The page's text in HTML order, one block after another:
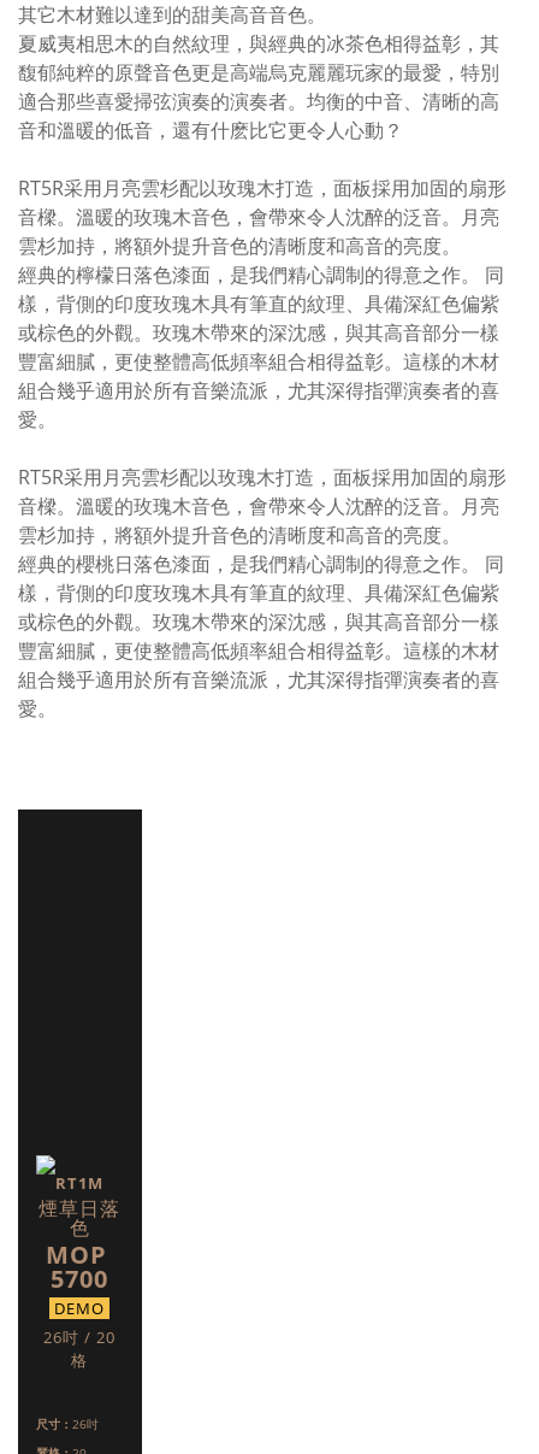
其它木材難以達到的甜美高音音色。
夏威夷相思木的自然紋理，與經典的冰茶色相得益彰，其
馥郁純粹的原聲音色更是高端烏克麗麗玩家的最愛，特別
適合那些喜愛掃弦演奏的演奏者。均衡的中音、清晰的高
音和溫暖的低音，還有什麽比它更令人心動？
RT5R采用月亮雲杉配以玫瑰木打造，面板採用加固的扇形
音樑。溫暖的玫瑰木音色，會帶來令人沈醉的泛音。月亮
雲杉加持，將額外提升音色的清晰度和高音的亮度。
經典的檸檬日落色漆面，是我們精心調制的得意之作。 同
樣，背側的印度玫瑰木具有筆直的紋理、具備深紅色偏紫
或棕色的外觀。玫瑰木帶來的深沈感，與其高音部分一樣
豐富細膩，更使整體高低頻率組合相得益彰。這樣的木材
組合幾乎適用於所有音樂流派，尤其深得指彈演奏者的喜
愛。
RT5R采用月亮雲杉配以玫瑰木打造，面板採用加固的扇形
音樑。溫暖的玫瑰木音色，會帶來令人沈醉的泛音。月亮
雲杉加持，將額外提升音色的清晰度和高音的亮度。
經典的櫻桃日落色漆面，是我們精心調制的得意之作。 同
樣，背側的印度玫瑰木具有筆直的紋理、具備深紅色偏紫
或棕色的外觀。玫瑰木帶來的深沈感，與其高音部分一樣
豐富細膩，更使整體高低頻率組合相得益彰。這樣的木材
組合幾乎適用於所有音樂流派，尤其深得指彈演奏者的喜
愛。
RT1M
煙草日落
色
MOP
5700
DEMO
26吋 / 20
格
尺寸： 26吋